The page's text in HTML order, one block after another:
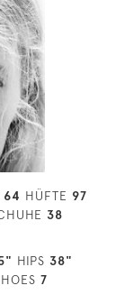
64 HÜFTE 97
38
HIPS 38"
7